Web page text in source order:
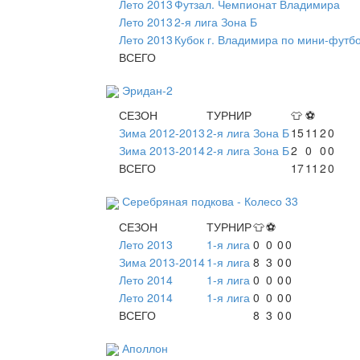
Лето 2013Футзал. Чемпионат Владимира
Лето 20132-я лига Зона Б
Лето 2013 Кубок г. Владимира по мини-
ВСЕГО
Эридан-2
СЕЗОН
ТУРНИР 👕 ⚽
Зима 2012-20132-я лига Зона Б1511 20
Зима 2013-20142-я лига Зона Б2 0 00
ВСЕГО
1711 20
Серебряная подкова - Колесо 33
СЕЗОН
ТУРНИР👕⚽
Лето 2013
1-я лига 0 0 00
Зима 2013-20141-я лига 8 3 00
Лето 2014
1-я лига 0 0 00
Лето 2014
1-я лига 0 0 00
ВСЕГО
8 3 00
Аполлон